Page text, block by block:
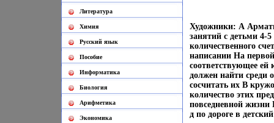
Литература
Химия
Русский язык
Пособие
Информатика
Биология
Арифметика
Экономика
Художники: А
занятий с детьми 4-
количественного
написании На
соответствующее
должен найти среди
сосчитать их В
количество этих
повседневной
д по дороге в